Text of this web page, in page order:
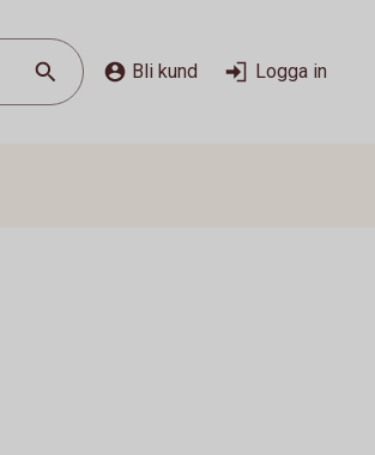
Bli kund Logga in